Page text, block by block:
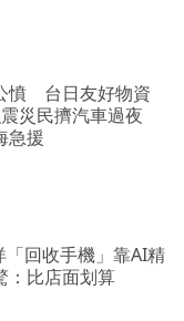
憤 台日友好物資
災民擠汽車過夜
急援
回收手機」靠AI精
比店面划算